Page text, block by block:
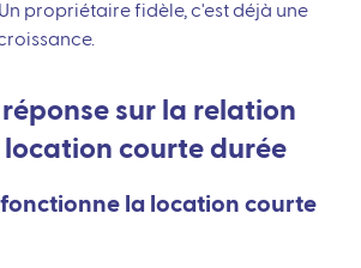
propriétaire fidèle, c'est déjà une
réponse sur la relation
location courte durée
la location courte